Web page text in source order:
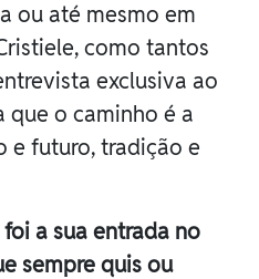
ou até mesmo em
como tantos
exclusiva ao
que o caminho é a
e futuro, tradição e
a sua entrada no
sempre quis ou